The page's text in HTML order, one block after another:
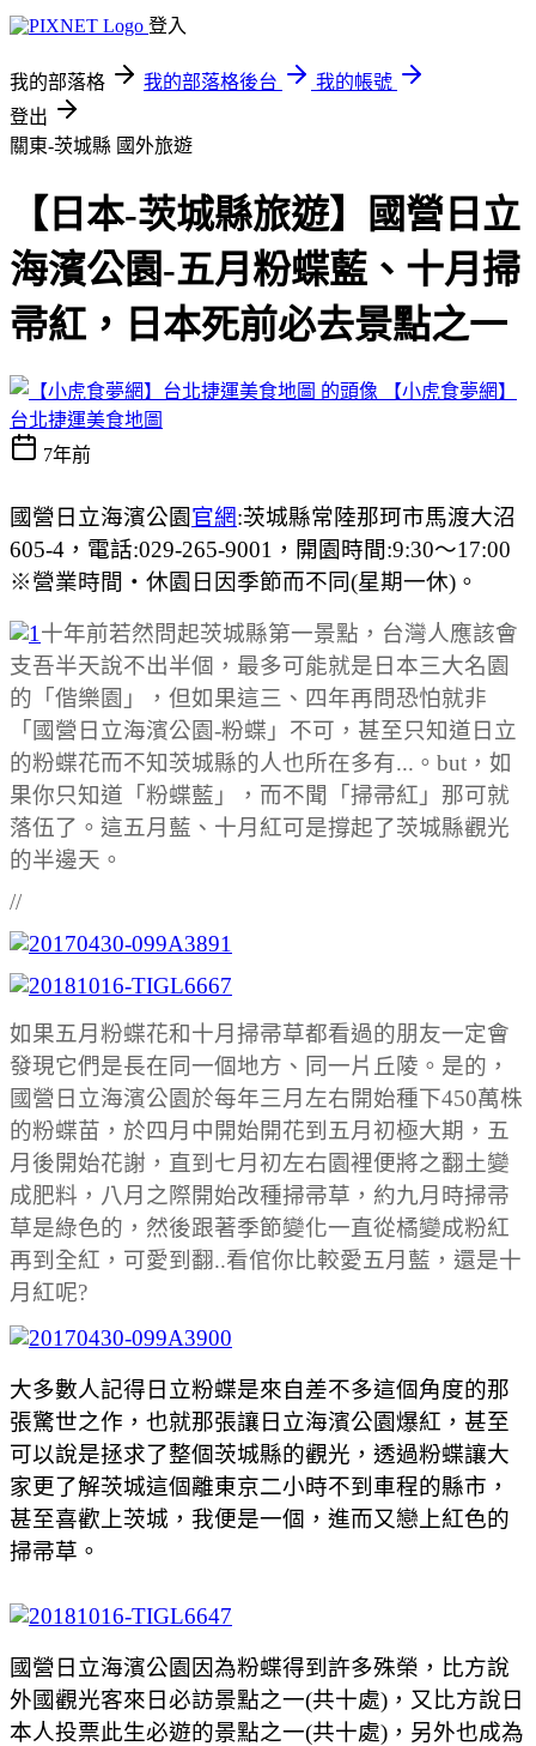
登入
我的部落格 我的部落格後台
我的帳號
登出
關東-茨城縣 國外旅遊
【日本-茨城縣旅遊】國營日立
海濱公園-五月粉蝶藍、十月掃
帚紅，日本死前必去景點之一
【小虎食夢網】
台北捷運美食地圖
7年前
國營日立海濱公園官網:茨城縣常陸那珂市馬渡大沼
605-4，電話:029-265-9001， 開園時間:9:30～17:00
※營業時間・休園日因季節而不同(星期一休)。
十年前若然問起茨城縣第一景點，台灣人應該會
支吾半天說不出半個，最多可能就是日本三大名園
的「偕樂園」，但如果這三、四年再問恐怕就非
「國營日立海濱公園-粉蝶」不可，甚至只知道日立
的粉蝶花而不知茨城縣的人也所在多有...。but，如
果你只知道「粉蝶藍」，而不聞「掃帚紅」那可就
落伍了。這五月藍、十月紅可是撐起了茨城縣觀光
的半邊天。
//
如果五月粉蝶花和十月掃帚草都看過的朋友一定會
發現它們是長在同一個地方、同一片丘陵。是的，
國營日立海濱公園於每年三月左右開始種下450萬株
的粉蝶苗，於四月中開始開花到五月初極大期，五
月後開始花謝，直到七月初左右園裡便將之翻土變
成肥料，八月之際開始改種掃帚草，約九月時掃帚
草是綠色的，然後跟著季節變化一直從橘變成粉紅
再到全紅，可愛到翻..看倌你比較愛五月藍，還是十
月紅呢?
大多數人記得日立粉蝶是來自差不多這個角度的那
張驚世之作，也就那張讓日立海濱公園爆紅，甚至
可以說是拯求了整個茨城縣的觀光，透過粉蝶讓大
家更了解茨城這個離東京二小時不到車程的縣市，
甚至喜歡上茨城，我便是一個，進而又戀上紅色的
掃帚草。
國營日立海濱公園因為粉蝶得到許多殊榮，比方說
外國觀光客來日必訪景點之一(共十處)，又比方說日
本人投票此生必遊的景點之一(共十處)，另外也成為